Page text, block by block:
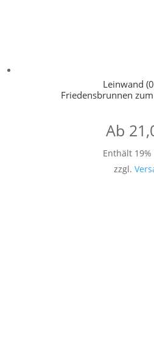
Leinwand
Friedensbrunnen
Ab
Enthält 19%
zzgl.